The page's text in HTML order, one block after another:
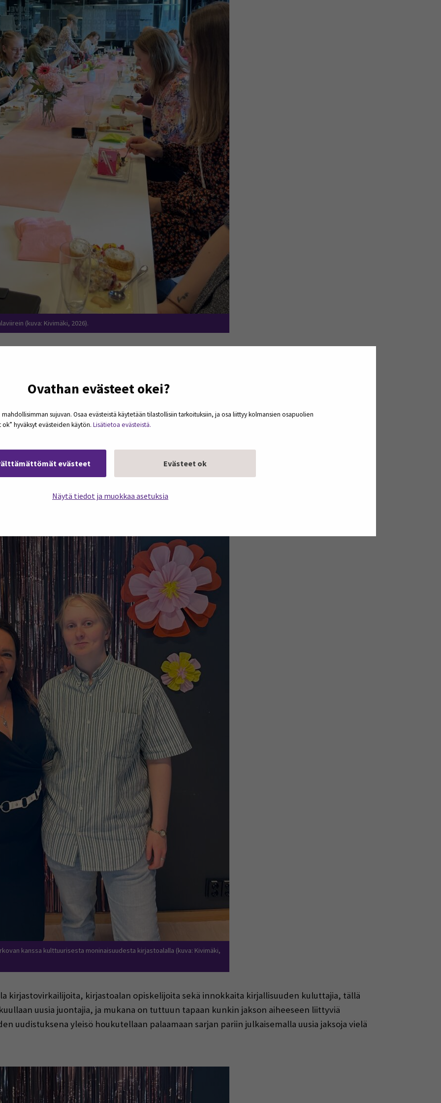
Ovathan evästeet okei?
sujuvan. Osaa evästeistä käytetään tilastollisiin tarkoituksiin, ja osa liittyy kolmansien osapuolien
hyväksyt evästeiden käytön. Lisätietoa evästeistä.
evästeet Evästeet ok
Näytä tiedot ja muokkaa asetuksia
(kuva: Kivimäki, 2026).
nuortenkirjastotyö sekä moninaisuus ja erityisyys, joita kirjastoalan ammattilaiset
kanssa kulttuurisesta moninaisuudesta kirjastoalalla (kuva: Kivimäki,
kirjastovirkailijoita, kirjastoalan opiskelijoita sekä innokkaita kirjallisuuden kuluttajia, tällä
uusia juontajia, ja mukana on tuttuun tapaan kunkin jakson aiheeseen liittyviä
uudistuksena yleisö houkutellaan palaamaan sarjan pariin julkaisemalla uusia jaksoja vielä